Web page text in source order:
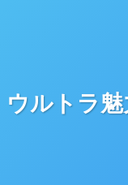
ウルトラ